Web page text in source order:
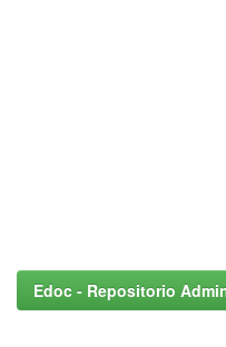
Edoc - Repositorio